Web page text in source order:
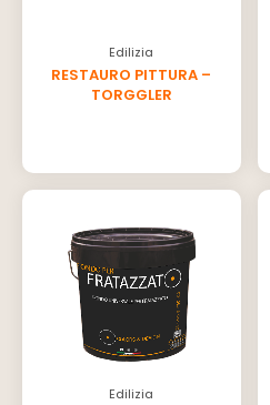
Edilizia
RESTAURO PITTURA –
TORGGLER
Edilizia